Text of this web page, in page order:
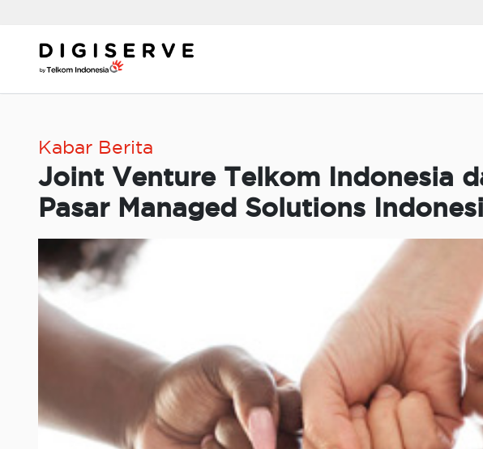
content
Kabar Berita
Joint Venture Telkom Indonesia
Pasar Managed Solutions